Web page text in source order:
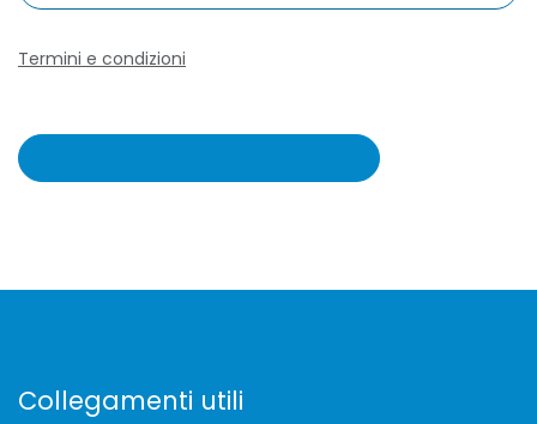
Termini e condizioni
Collegamenti utili